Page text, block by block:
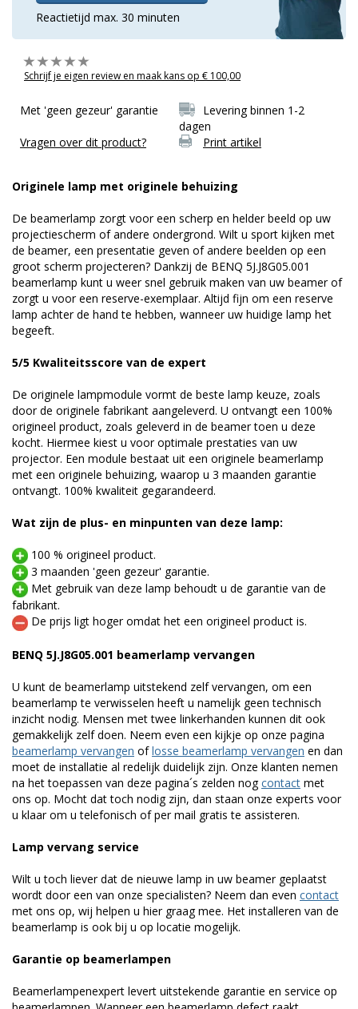
Reactietijd max. 30 minuten
Schrijf je eigen review en maak kans op € 100,00
Met 'geen gezeur' garantie
Levering binnen 1-2
dagen
Vragen over dit product?
Print artikel
Originele lamp met originele behuizing
De beamerlamp zorgt voor een scherp en helder beeld op uw
projectiescherm of andere ondergrond. Wilt u sport kijken met
de beamer, een presentatie geven of andere beelden op een
groot scherm projecteren? Dankzij de BENQ 5J.J8G05.001
beamerlamp kunt u weer snel gebruik maken van uw beamer of
zorgt u voor een reserve-exemplaar. Altijd fijn om een reserve
lamp achter de hand te hebben, wanneer uw huidige lamp het
begeeft.
5/5 Kwaliteitsscore van de expert
De originele lampmodule vormt de beste lamp keuze, zoals
door de originele fabrikant aangeleverd. U ontvangt een 100%
origineel product, zoals geleverd in de beamer toen u deze
kocht. Hiermee kiest u voor optimale prestaties van uw
projector. Een module bestaat uit een originele beamerlamp
met een originele behuizing, waarop u 3 maanden garantie
ontvangt. 100% kwaliteit gegarandeerd.
Wat zijn de plus- en minpunten van deze lamp:
100 % origineel product.
3 maanden 'geen gezeur' garantie.
Met gebruik van deze lamp behoudt u de garantie van de
fabrikant.
De prijs ligt hoger omdat het een origineel product is.
BENQ 5J.J8G05.001 beamerlamp vervangen
U kunt de beamerlamp uitstekend zelf vervangen, om een
beamerlamp te verwisselen heeft u namelijk geen technisch
inzicht nodig. Mensen met twee linkerhanden kunnen dit ook
gemakkelijk zelf doen. Neem even een kijkje op onze pagina
beamerlamp vervangen oflosse beamerlamp vervangen en dan
moet de installatie al redelijk duidelijk zijn. Onze klanten nemen
na het toepassen van deze pagina´s zelden nogcontact met
ons op. Mocht dat toch nodig zijn, dan staan onze experts voor
u klaar om u telefonisch of per mail gratis te assisteren.
Lamp vervang service
Wilt u toch liever dat de nieuwe lamp in uw beamer geplaatst
wordt door een van onze specialisten? Neem dan even contact
met ons op, wij helpen u hier graag mee. Het installeren van de
beamerlamp is ook bij u op locatie mogelijk.
Garantie op beamerlampen
Beamerlampenexpert levert uitstekende garantie en service op